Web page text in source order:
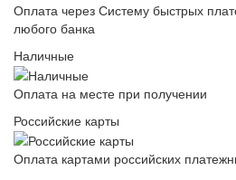
Оплата через Систему быстрых
любого банка
Наличные
Оплата на месте при получении
Российские карты
Оплата картами российских